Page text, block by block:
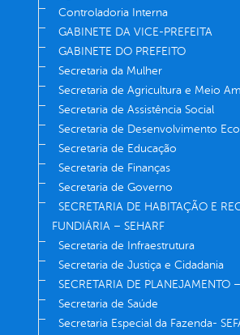
Controladoria Interna
GABINETE DA VICE-PREFEITA
GABINETE DO PREFEITO
Secretaria da Mulher
Secretaria de Agricultura e Meio
Secretaria de Assistência Social
Secretaria de Desenvolvimento
Secretaria de Educação
Secretaria de Finanças
Secretaria de Governo
SECRETARIA DE HABITAÇÃO E
FUNDIÁRIA – SEHARF
Secretaria de Infraestrutura
Secretaria de Justiça e Cidadania
SECRETARIA DE PLANEJAMENTO
Secretaria de Saúde
Secretaria Especial da Fazenda-